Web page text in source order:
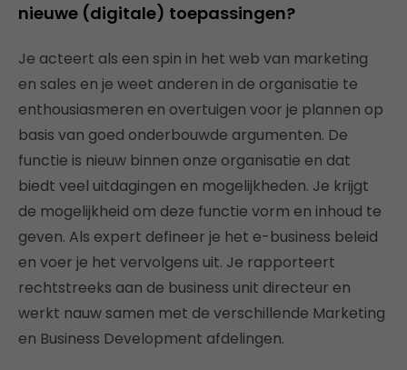
nieuwe (digitale) toepassingen?
Je acteert als een spin in het web van marketing
en sales en je weet anderen in de organisatie te
enthousiasmeren en overtuigen voor je plannen op
basis van goed onderbouwde argumenten. De
functie is nieuw binnen onze organisatie en dat
biedt veel uitdagingen en mogelijkheden. Je krijgt
de mogelijkheid om deze functie vorm en inhoud te
geven. Als expert defineer je het e-business beleid
en voer je het vervolgens uit. Je rapporteert
rechtstreeks aan de business unit directeur en
werkt nauw samen met de verschillende Marketing
en Business Development afdelingen.